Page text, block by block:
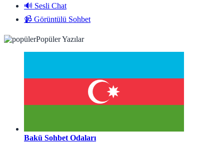
🔊 Sesli Chat
📹 Görüntülü Sohbet
Popüler Yazılar
Bakü Sohbet Odaları